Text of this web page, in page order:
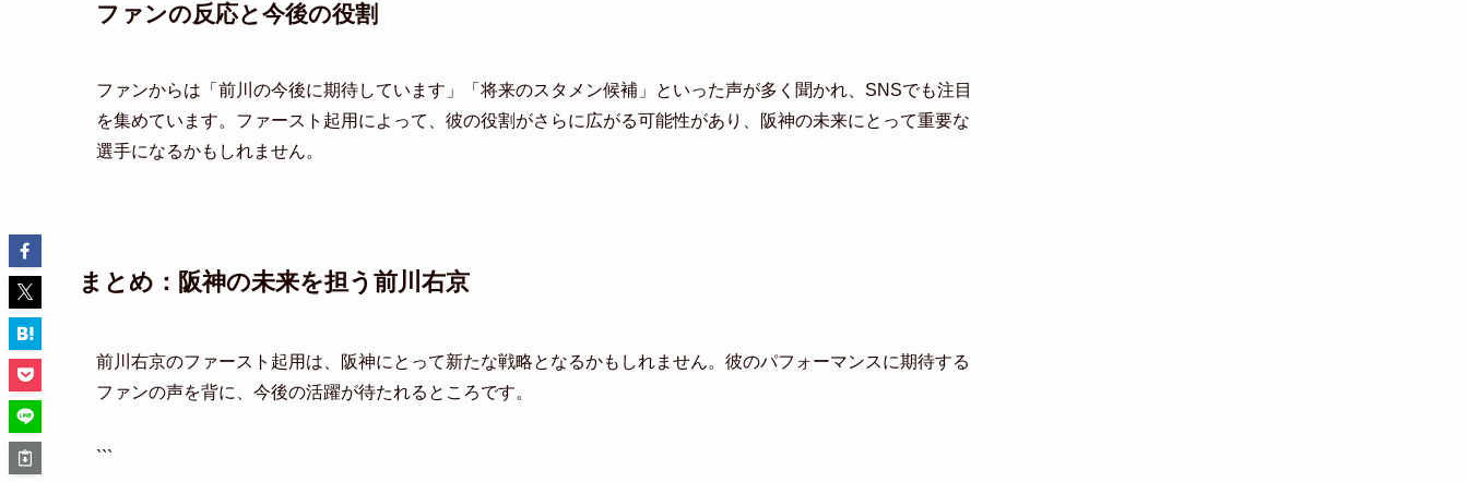
ファンの反応と今後の役割
ファンからは「前川の今後に期待しています」「将来のスタメン候補」といった声が多く聞かれ、SNSでも注目
を集めています。ファースト起用によって、彼の役割がさらに広がる可能性があり、阪神の未来にとって重要な
選手になるかもしれません。
まとめ：阪神の未来を担う前川右京
前川右京のファースト起用は、阪神にとって新たな戦略となるかもしれません。彼のパフォーマンスに期待する
ファンの声を背に、今後の活躍が待たれるところです。
```